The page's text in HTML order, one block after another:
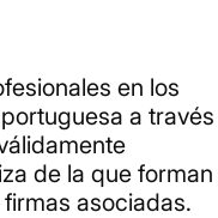
en los
a través
de la que forman
asociadas.